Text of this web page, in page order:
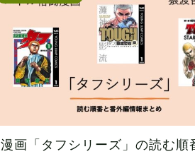
漫画「タフシリーズ」の読む順